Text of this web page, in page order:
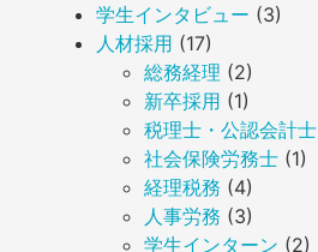
学生インタビュー (3)
人材採用 (17)
総務経理 (2)
新卒採用 (1)
税理士・公認会計士
社会保険労務士 (1)
経理税務 (4)
人事労務 (3)
学生インターン (2)